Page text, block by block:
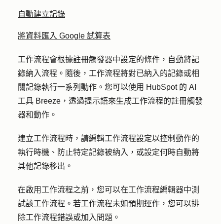
自動建立記錄
將資料匯入 Google 試算表
工作流程會根據註冊觸發器中設定的條件，自動將記
錄納入流程。隨後，工作流程將對已納入的記錄或相
關記錄執行一系列動作。您可以使用 HubSpot 的 AI
工具 Breeze，透過提示語來生成工作流程的註冊觸發
器和動作。
建立工作流程時，請編輯工作流程設定以控制動作的
執行時機、防止特定記錄被納入，或設定何時自動將
其他記錄移出。
在啟用工作流程之前，您可以在工作流程編輯器中測
試該工作流程。若工作流程未如預期運作，您可以排
除工作流程錯誤或加入問題。